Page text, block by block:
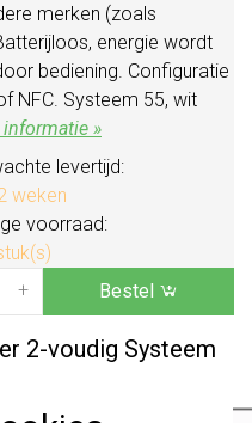
merken (zoals
energie wordt
bediening. Configuratie
NFC. Systeem 55, wit
»
levertijd:
weken
voorraad:
+ Bestel
2-voudig Systeem
voor schakel-, dim-